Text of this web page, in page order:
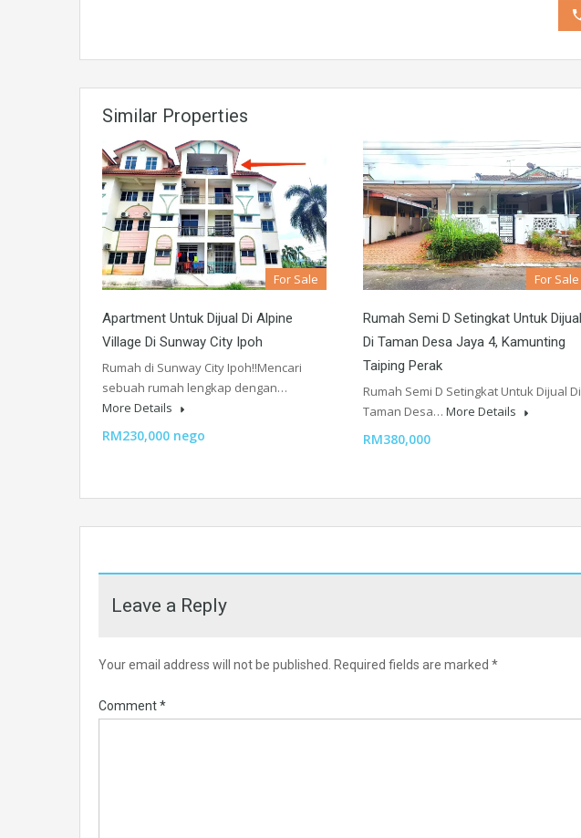
Similar Properties
For Sale
Apartment Untuk Dijual Di Alpine
Village Di Sunway City Ipoh
Rumah di Sunway City Ipoh!!Mencari
sebuah rumah lengkap dengan…
More Details
RM230,000 nego
For Sale
Rumah Semi D Setingkat Untuk Dijual
Di Taman Desa Jaya 4, Kamunting
Taiping Perak
Rumah Semi D Setingkat Untuk Dijual Di
Taman Desa… More Details
RM380,000
Leave a Reply
Your email address will not be published. Required fields are marked *
Comment*